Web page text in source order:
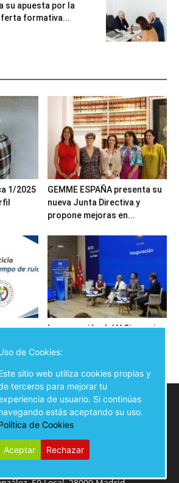
su apuesta por la
formativa...
1/2025
GEMME ESPAÑA presenta su
nueva Junta Directiva y
propone mejoras en...
Inauguración del V Simposio
de Cookies:
sitio web utiliza cookies propias y
terceros para mejorar tu
de usuario. Si continúas
estás aceptando su uso.
de Cookies
Aceptar Rechazar